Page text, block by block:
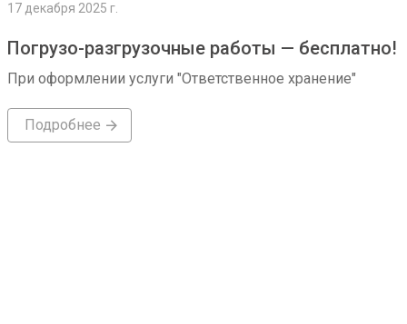
17 декабря 2025 г.
Погрузо-разгрузочные работы — бесплатно!
При оформлении услуги "Ответственное хранение"
Подробнее